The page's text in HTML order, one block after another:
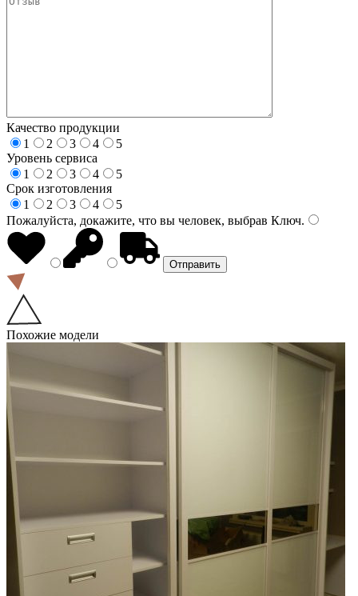
Качество продукции
1
2 3 4
5
Уровень сервиса
1
2 3 4
5
Срок изготовления
1
2 3 4
5
Пожалуйста, докажите, что вы человек, выбрав Ключ.
Похожие модели